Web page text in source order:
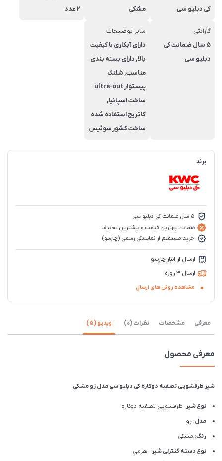
کی دبلیو سی
مشکی
2 عدد
گارانتی
5 سال ضمانت کی
دبلیو سی
سایر توضیحات
دارای آبکاری با کیفیت
بالا, دارای بسته بندی
مناسب, شلنگ
پیستوار ultra-out
ساخت اسپانیا,
کاتریج استفاده شده
ساخت کشور سوئیس
برند
5 سال ضمانت کی دبلیو سی
ضمانت بهترین قیمت و بیشترین تخفیف
خرید مستقیم از نمایندگی رسمی (چارسو)
ارسال از انبار چارسو
ارسال 3 روزه
مشاهده روش های ارسال
معرفی مشخصات نظرات (0) ویدیو (5)
معرفی محصول
شیر ظرفشویی تصفیه دوکاره کی دبلیو سی مدل زو مشکی
نوع شیر: ظرفشویی تصفیه دوکاره
مدل: زو
رنگ: مشکی
نوع دسته کنترلی شیر: اهرمی